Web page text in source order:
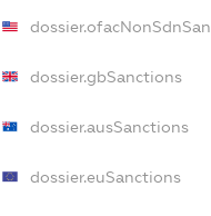
dossier.gbSanctions
dossier.ausSanctions
dossier.euSanctions